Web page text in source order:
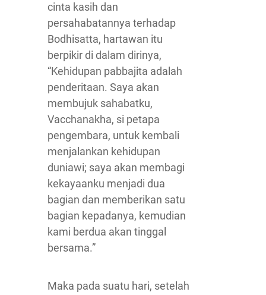
cinta kasih dan
persahabatannya terhadap
Bodhisatta, hartawan itu
berpikir di dalam dirinya,
“Kehidupan pabbajita adalah
penderitaan. Saya akan
membujuk sahabatku,
Vacchanakha, si petapa
pengembara, untuk kembali
menjalankan kehidupan
duniawi; saya akan membagi
kekayaanku menjadi dua
bagian dan memberikan satu
bagian kepadanya, kemudian
kami berdua akan tinggal
bersama.”
Maka pada suatu hari, setelah